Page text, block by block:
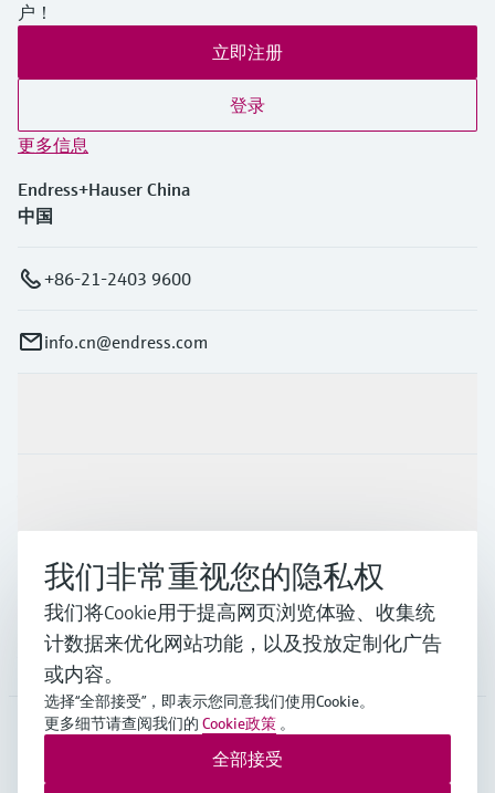
户！
立即注册
登录
更多信息
Endress+Hauser China
中国
+86-21-2403 9600
info.cn@endress.com
支持
公司
我们非常重视您的隐私权
我们将Cookie用于提高网页浏览体验、收集统
计数据来优化网站功能，以及投放定制化广告
或内容。
选择“全部接受”，即表示您同意我们使用Cookie。
更多细节请查阅我们的 Cookie政策 。
全部接受